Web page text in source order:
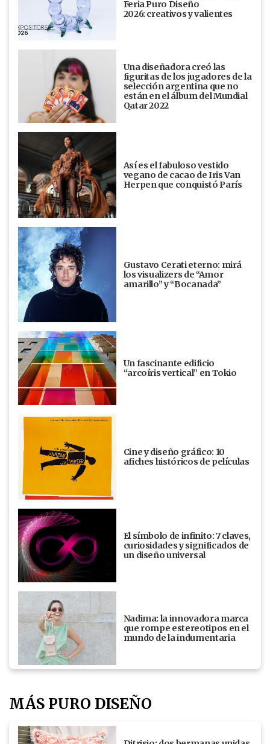
Feria Puro Diseño
2026: creativos y valientes
Una diseñadora creó las
figuritas de los jugadores de la
selección argentina que no
están en el álbum del Mundial
Qatar 2022
Así es el fabuloso vestido
vegano de cacao de Iris Van
Herpen que conquistó París
Gustavo Cerati eterno: mirá
los visualizers de “Amor
amarillo” y “Bocanada”
Un fascinante edificio
“arcoíris vertical” en Tokio
Cine y diseño gráfico: 10
afiches históricos de películas
El símbolo de infinito: 7 claves,
curiosidades y significados de
un diseño universal
Nadima: la innovadora marca
que rompe estereotipos en el
mundo de la indumentaria
MÁS PURO DISEÑO